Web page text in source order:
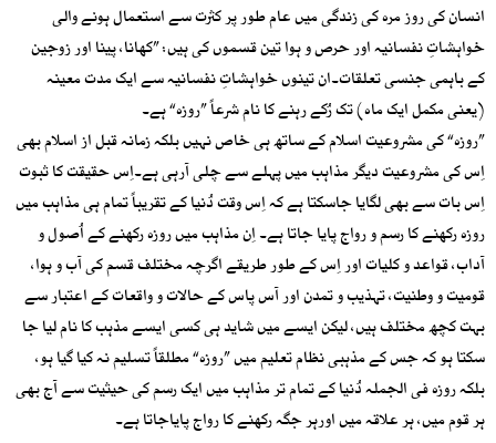
انسان کی روز مرہ کی زندگی میں عام طور پر کثرت سے استعمال ہونے والی
خواہشاتِ نفسانیہ اور حرص و ہوا تین قسموں کی ہیں: ”کھانا، پینا اور زوجین
کے باہمی جنسی تعلقات۔ان تینوں خواہشاتِ نفسانیہ سے ایک مدت معینہ
(یعنی مکمل ایک ماہ) تک رُکے رہنے کا نام شرعاً ”روزہ“ ہے۔
”روزہ“ کی مشروعیت اسلام کے ساتھ ہی خاص نہیں بلکہ زمانہ قبل از اسلام بھی
اِس کی مشروعیت دیگر مذاہب میں پہلے سے چلی آرہی ہے۔اِس حقیقت کا ثبوت
اِس بات سے بھی لگایا جاسکتا ہے کہ اِس وقت دُنیا کے تقریباً تمام ہی مذاہب میں
روزہ رکھنے کا رسم و رواج پایا جاتا ہے۔ اِن مذاہب میں روزہ رکھنے کے اُصول و
آداب، قواعد و کلیات اور اِس کے طور طریقے اگرچہ مختلف قسم کی آب و ہوا،
قومیت و وطنیت، تہذیب و تمدن اور آس پاس کے حالات و واقعات کے اعتبار سے
بہت کچھ مختلف ہیں، لیکن ایسے میں شاید ہی کسی ایسے مذہب کا نام لیا جا
سکتا ہو کہ جس کے مذہبی نظام تعلیم میں ”روزہ“ مطلقاً تسلیم نہ کیا گیا ہو،
بلکہ روزہ فی الجملہ دُنیا کے تمام تر مذاہب میں ایک رسم کی حیثیت سے آج بھی
ہر قوم میں، ہر علاقہ میں اورہر جگہ رکھنے کا رواج پایاجاتا ہے۔